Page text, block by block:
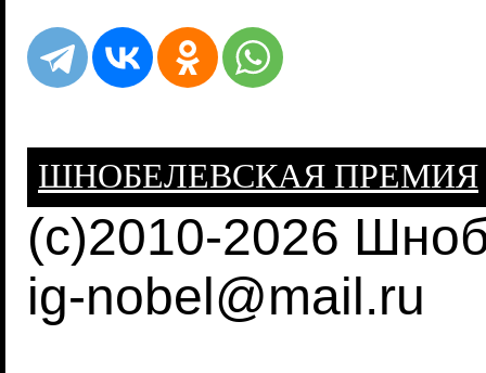
ШНОБЕЛЕВСКАЯ ПРЕМИЯ
(c)2010-2026
ig-nobel@mail.ru